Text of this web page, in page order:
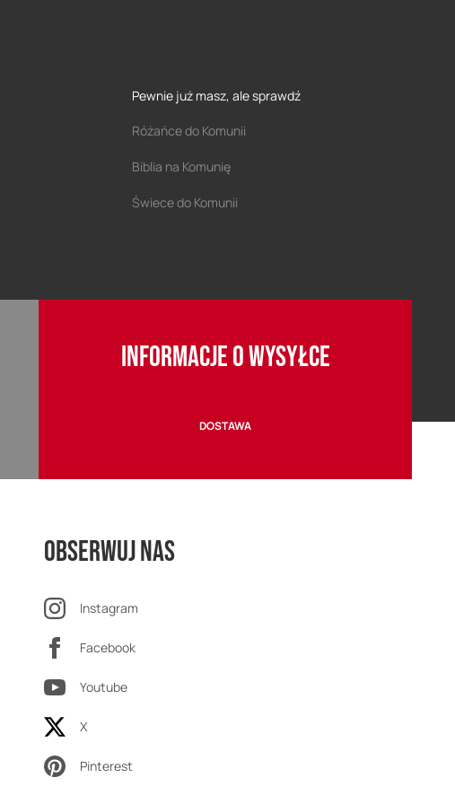
Pewnie już masz, ale sprawdź
Różańce do Komunii
Biblia na Komunię
Świece do Komunii
INFORMACJE O WYSYŁCE
DOSTAWA
Obserwuj nas
Instagram
Facebook
Youtube
X
Pinterest